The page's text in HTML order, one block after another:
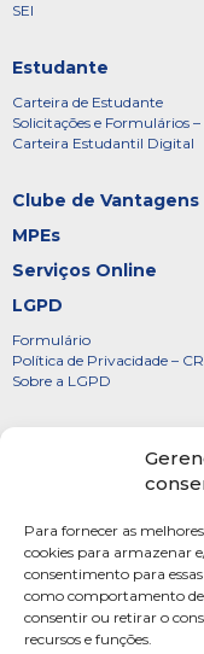
Para fornecer as
cookies para armazenar
consentimento para
como comportamento de
consentir ou retirar o
recursos e funções.
SEI
Estudante
Carteira de Estudante
Solicitações e Formulários
Carteira Estudantil Digital
Clube de Vantagens
MPEs
Serviços Online
LGPD
Formulário
Política de Privacidade –
Sobre a LGPD
Diretoria
FOTOS
Webmail
Artigos